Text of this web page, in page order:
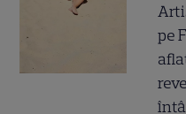
pe